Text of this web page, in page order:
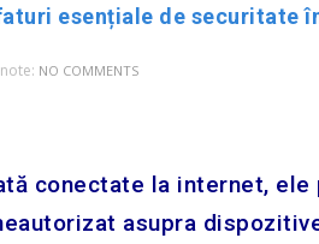
esențiale de securitate
note: NO COMMENTS
conectate la internet,
asupra